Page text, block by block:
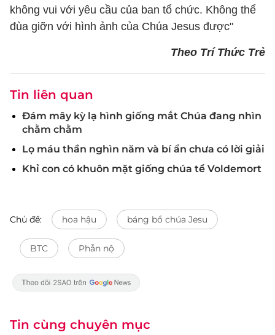
không vui với yêu cầu của ban tổ chức. Không thể
đùa giỡn với hình ảnh của Chúa Jesus được"
Theo Trí Thức Trẻ
Tin liên quan
Đám mây kỳ lạ hình giống mắt Chúa đang nhìn
chằm chằm
Lọ máu thần nghìn năm và bí ẩn chưa có lời giải
Khỉ con có khuôn mặt giống chúa tể Voldemort
Chủ đề: hoa hậu báng bổ chúa Jesu
BTC Phẫn nộ
Tin cùng chuyên mục